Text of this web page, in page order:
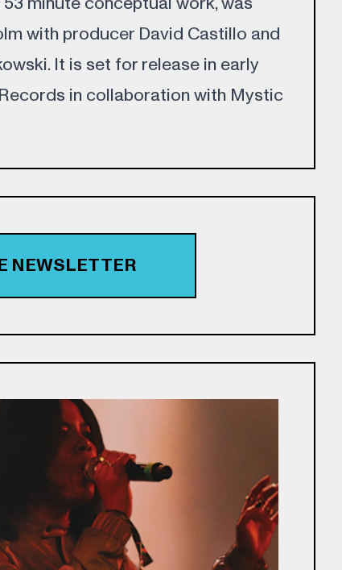
with producer David Castillo and
It is set for release in early
in collaboration with Mystic
NEWSLETTER